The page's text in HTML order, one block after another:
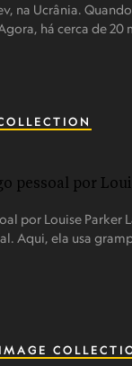
na Ucrânia.
há cerca de 20
por Louise Parker
Aqui, ela usa